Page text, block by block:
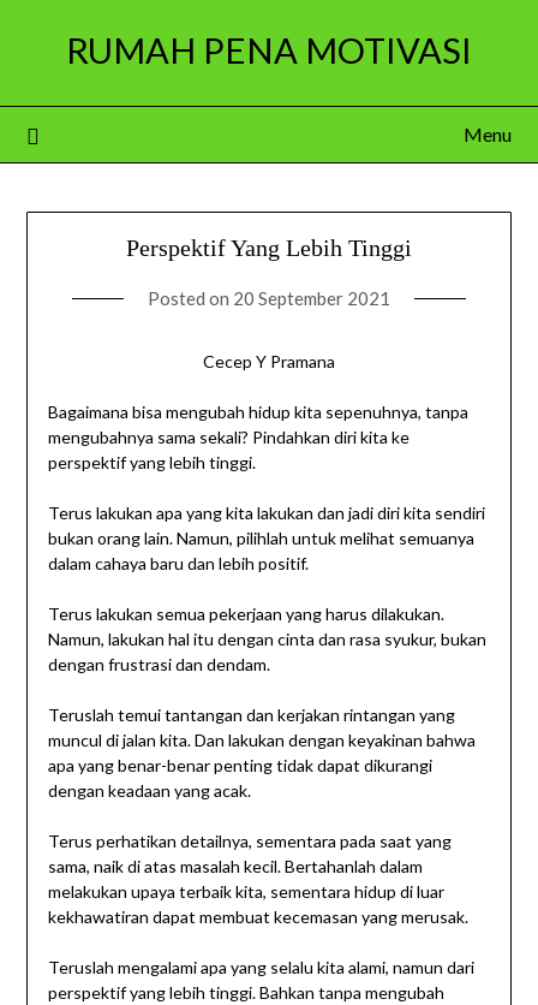
RUMAH PENA MOTIVASI
Menu
Perspektif Yang Lebih Tinggi
Posted on 20 September 2021
Cecep Y Pramana
Bagaimana bisa mengubah hidup kita sepenuhnya, tanpa
mengubahnya sama sekali? Pindahkan diri kita ke
perspektif yang lebih tinggi.
Terus lakukan apa yang kita lakukan dan jadi diri kita sendiri
bukan orang lain. Namun, pilihlah untuk melihat semuanya
dalam cahaya baru dan lebih positif.
Terus lakukan semua pekerjaan yang harus dilakukan.
Namun, lakukan hal itu dengan cinta dan rasa syukur, bukan
dengan frustrasi dan dendam.
Teruslah temui tantangan dan kerjakan rintangan yang
muncul di jalan kita. Dan lakukan dengan keyakinan bahwa
apa yang benar-benar penting tidak dapat dikurangi
dengan keadaan yang acak.
Terus perhatikan detailnya, sementara pada saat yang
sama, naik di atas masalah kecil. Bertahanlah dalam
melakukan upaya terbaik kita, sementara hidup di luar
kekhawatiran dapat membuat kecemasan yang merusak.
Teruslah mengalami apa yang selalu kita alami, namun dari
perspektif yang lebih tinggi. Bahkan tanpa mengubah